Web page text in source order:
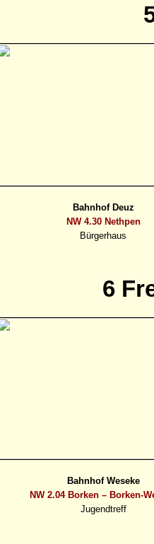
Bahnhof Deuz
NW 4.30 Nethpen
Bürgerhaus
6
Bahnhof Weseke
NW 2.04 Borken – Borken-
Jugendtreff